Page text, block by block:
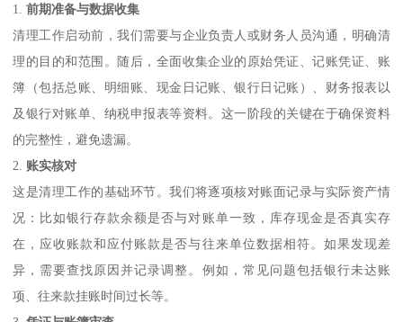
1.前期准备与数据收集
清理工作启动前，我们需要与企业负责人或财务人员沟通，明确清
理的目的和范围。随后，全面收集企业的原始凭证、记账凭证、账
簿（包括总账、明细账、现金日记账、银行日记账）、财务报表以
及银行对账单、纳税申报表等资料。这一阶段的关键在于确保资料
的完整性，避免遗漏。
2. 账实核对
这是清理工作的基础环节。我们将逐项核对账面记录与实际资产情
况：比如银行存款余额是否与对账单一致，库存现金是否真实存
在，应收账款和应付账款是否与往来单位数据相符。如果发现差
异，需要查找原因并记录调整。例如，常见问题包括银行未达账
项、往来款挂账时间过长等。